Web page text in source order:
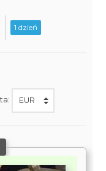
1 dzień